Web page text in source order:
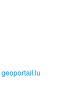
geoportail.lu